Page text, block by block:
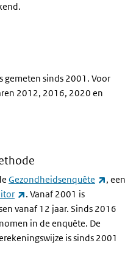
gemeten sinds 2001. Voor
2012, 2016, 2020 en
Gezondheidsenquête
, een
(externe link)
. Vanaf 2001 is
vanaf 12 jaar. Sinds 2016
in de enquête. De
is sinds 2001